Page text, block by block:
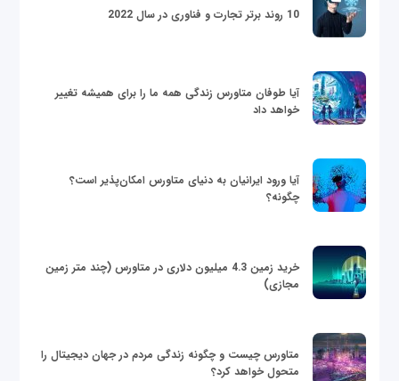
10 روند برتر تجارت و فناوری در سال 2022
آیا طوفان متاورس زندگی همه ما را برای همیشه تغییر
خواهد داد
آیا ورود ایرانیان به دنیای متاورس امکان‌پذیر است؟
چگونه؟
خرید زمین 4.3 میلیون دلاری در متاورس (چند متر زمین
مجازی)
متاورس چیست و چگونه زندگی مردم در جهان دیجیتال را
متحول خواهد کرد؟